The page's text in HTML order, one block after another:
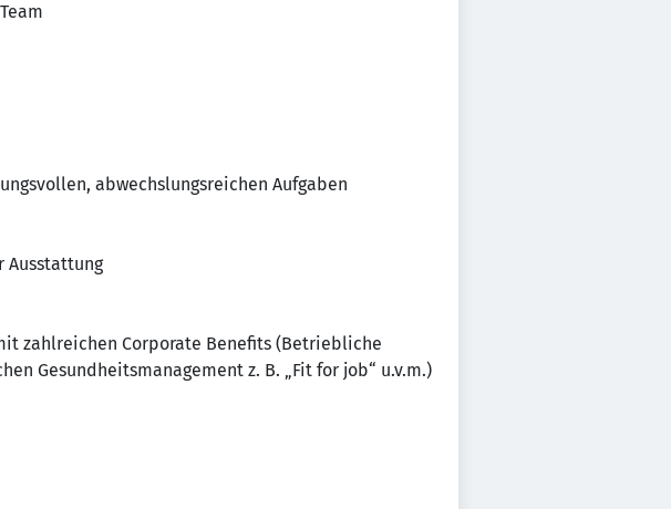
abwechslungsreichen Aufgaben
Ausstattung
zahlreichen Corporate Benefits (Betriebliche
Gesundheitsmanagement z. B. „Fit for job“ u.v.m.)